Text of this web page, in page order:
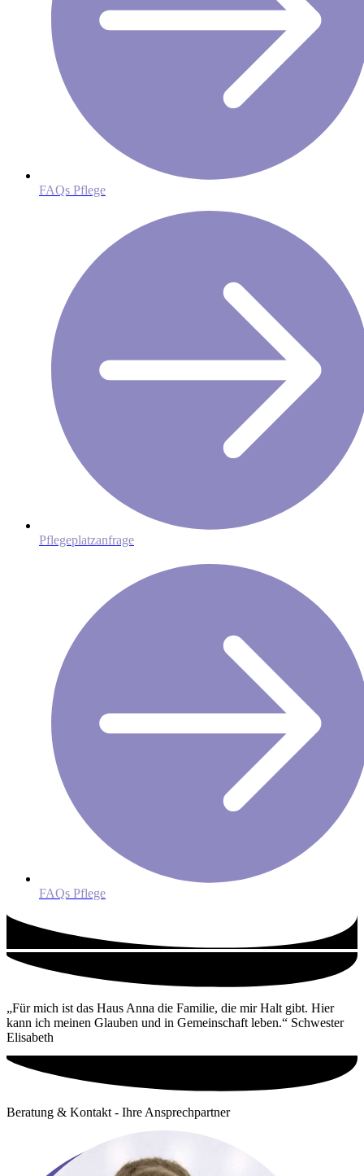
FAQs Pflege
Pflegeplatzanfrage
FAQs Pflege
„Für mich ist das Haus Anna die Familie, die mir Halt gibt. Hier
kann ich meinen Glauben und in Gemeinschaft leben.“ Schwester
Elisabeth
Beratung & Kontakt - Ihre Ansprechpartner